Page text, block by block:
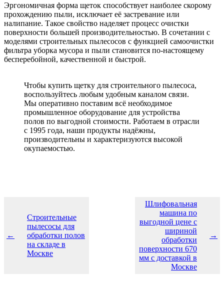
Эргономичная форма щеток способствует наиболее скорому
прохождению пыли, исключает её застревание или
налипание. Такое свойство наделяет процесс очистки
поверхности большей производительностью. В сочетании с
моделями строительных пылесосов с функцией самоочистки
фильтра уборка мусора и пыли становится по-настоящему
бесперебойной, качественной и быстрой.
Чтобы купить щетку для строительного пылесоса,
воспользуйтесь любым удобным каналом связи.
Мы оперативно поставим всё необходимое
промышленное оборудование для устройства
полов по выгодной стоимости. Работаем в отрасли
с 1995 года, наши продукты надёжны,
производительны и характеризуются высокой
окупаемостью.
←
Строительные
пылесосы для
обработки полов
на складе в
Москве
Шлифовальная
машина по
выгодной цене с
шириной
обработки
поверхности 670
мм с доставкой в
Москве
→